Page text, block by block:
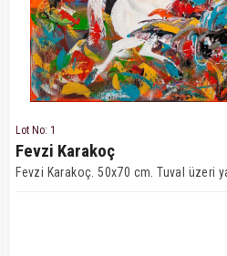
Lot No: 1
Fevzi Karakoç
Fevzi Karakoç. 50x70 cm. Tuval üzeri